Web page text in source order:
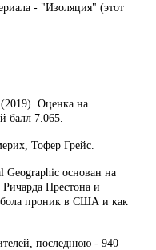
- "Изоляция" (этот
(2019). Оценка на
балл 7.065.
Тофер Грейс.
Geographic основан на
Престона и
проник в США и как
последнюю - 940